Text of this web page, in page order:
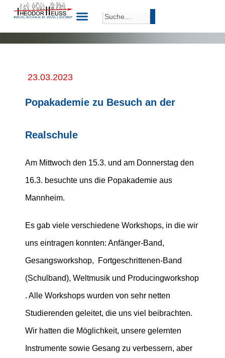
23.03.2023
Popakademie zu Besuch an der
Realschule
Am Mittwoch den 15.3. und am Donnerstag den
16.3. besuchte uns die Popakademie aus
Mannheim.
Es gab viele verschiedene Workshops, in die wir
uns eintragen konnten: Anfänger-Band,
Gesangsworkshop, Fortgeschrittenen-Band
(Schulband), Weltmusik und Producingworkshop
. Alle Workshops wurden von sehr netten
Studierenden geleitet, die uns viel beibrachten.
Wir hatten die Möglichkeit, unsere gelernten
Instrumente sowie Gesang zu verbessern, aber